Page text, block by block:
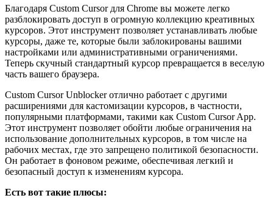
Благодаря Custom Cursor для Chrome вы можете легко
разблокировать доступ в огромную коллекцию креативных
курсоров. Этот инструмент позволяет устанавливать любые
курсоры, даже те, которые были заблокированы вашими
настройками или административными ограничениями.
Теперь скучный стандартный курсор превращается в веселую
часть вашего браузера.
Custom Cursor Unblocker отлично работает с другими
расширениями для кастомизации курсоров, в частности,
популярными платформами, такими как Custom Cursor App.
Этот инструмент позволяет обойти любые ограничения на
использование дополнительных курсоров, в том числе на
рабочих местах, где это запрещено политикой безопасности.
Он работает в фоновом режиме, обеспечивая легкий и
безопасный доступ к изменениям курсора.
Есть вот такие плюсы: